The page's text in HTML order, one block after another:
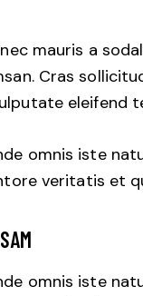
mauris a
Cras
eleifend
omnis iste
veritatis et
omnis iste